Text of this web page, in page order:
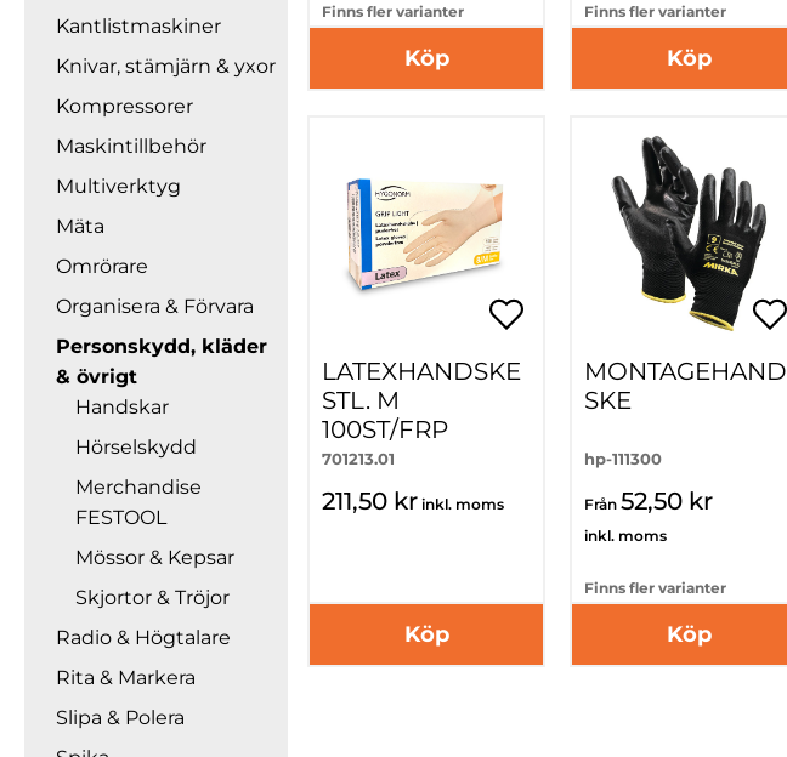
Kantlistmaskiner
Knivar, stämjärn & yxor
Kompressorer
Maskintillbehör
Multiverktyg
Mäta
Omrörare
Organisera & Förvara
Personskydd, kläder
& övrigt
Handskar
Hörselskydd
Merchandise
FESTOOL
Mössor & Kepsar
Skjortor & Tröjor
Radio & Högtalare
Rita & Markera
Slipa & Polera
Finns fler varianter
Köp
Finns fler varianter
Köp
LATEXHANDSKE
STL. M
100ST/FRP
701213.01
211,50 kr inkl. moms
Köp
MONTAGEHAND
SKE
hp-111300
Från 52,50 kr
inkl. moms
Finns fler varianter
Köp